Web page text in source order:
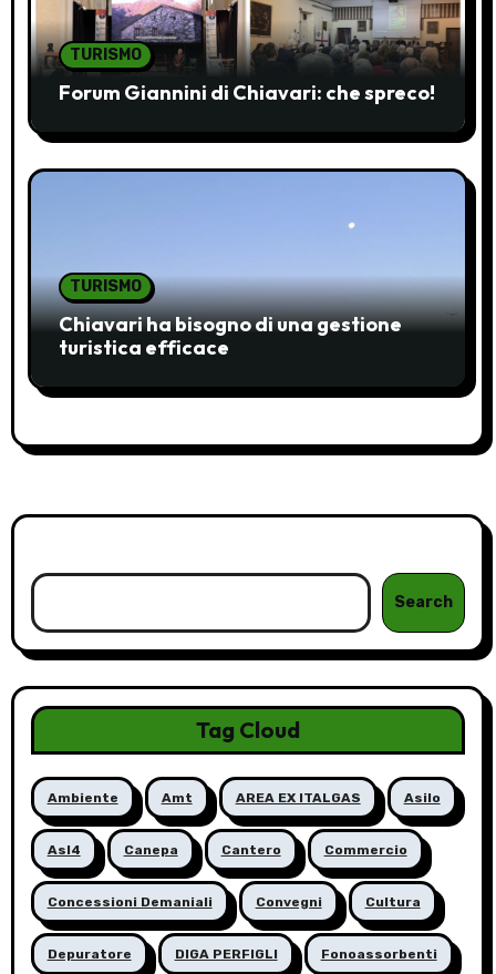
i
o
l
TURISMO
Forum Giannini di Chiavari: che spreco!
TURISMO
Chiavari ha bisogno di una gestione
turistica efficace
Search
Tag Cloud
Ambiente Amt AREA EX ITALGAS Asilo
Asl4 Canepa Cantero Commercio
Concessioni Demaniali Convegni Cultura
Depuratore DIGA PERFIGLI Fonoassorbenti